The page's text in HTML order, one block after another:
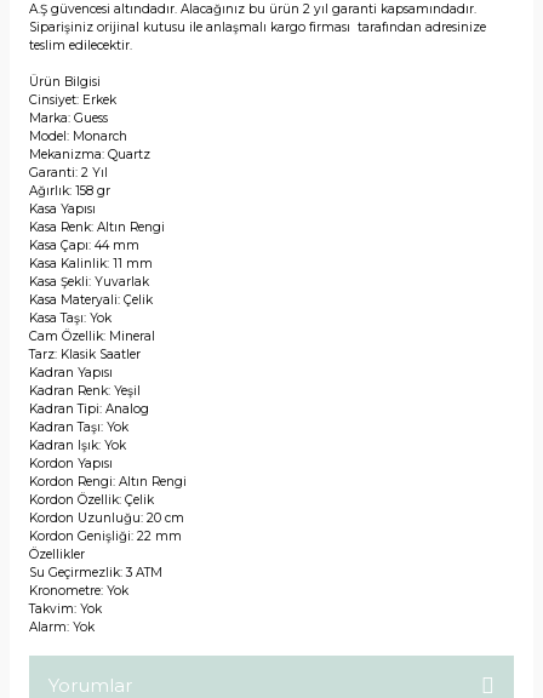
A.Ş güvencesi altındadır. Alacağınız bu ürün 2 yıl garanti kapsamındadır.
Siparişiniz orijinal kutusu ile anlaşmalı kargo firması tarafından adresinize
teslim edilecektir.
Ürün Bilgisi
Cinsiyet: Erkek
Marka: Guess
Model: Monarch
Mekanizma: Quartz
Garanti: 2 Yıl
Ağırlık: 158 gr
Kasa Yapısı
Kasa Renk: Altın Rengi
Kasa Çapı: 44 mm
Kasa Kalinlik: 11 mm
Kasa Şekli: Yuvarlak
Kasa Materyali: Çelik
Kasa Taşı: Yok
Cam Özellik: Mineral
Tarz: Klasik Saatler
Kadran Yapısı
Kadran Renk: Yeşil
Kadran Tipi: Analog
Kadran Taşı: Yok
Kadran Işık: Yok
Kordon Yapısı
Kordon Rengi: Altın Rengi
Kordon Özellik: Çelik
Kordon Uzunluğu: 20 cm
Kordon Genişliği: 22 mm
Özellikler
Su Geçirmezlik: 3 ATM
Kronometre: Yok
Takvim: Yok
Alarm: Yok
Yorumlar